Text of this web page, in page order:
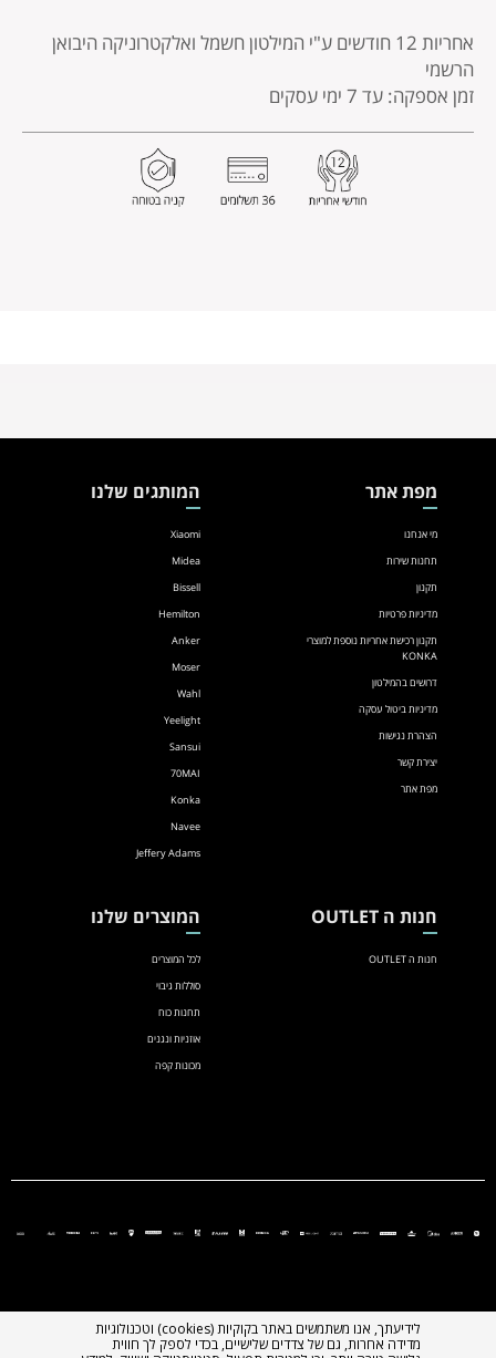
אחריות 12 חודשים
ע"י המילטון חשמל ואלקטרוניקה היבואן
הרשמי
זמן אספקה: עד 7 ימי עסקים
מפת אתר
מי אנחנו
תחנות שירות
תקנון
מדיניות פרטיות
תקנון רכישת אחריות נוספת למוצרי
KONKA
דרושים בהמילטון
מדיניות ביטול עסקה
הצהרת נגישות
יצירת קשר
מפת אתר
המותגים שלנו
Xiaomi
Midea
Bissell
Hemilton
Anker
Moser
Wahl
Yeelight
Sansui
70MAI
Konka
Navee
Jeffery Adams
חנות ה OUTLET
חנות ה OUTLET
המוצרים שלנו
לכל המוצרים
סוללות גיבוי
תחנות כוח
אוזניות ונגנים
מכונות קפה
לידיעתך, אנו משתמשים באתר בקוקיות (cookies) וטכנולוגיות
מדידה אחרות, גם של צדדים שלישיים, בכדי לספק לך חווית